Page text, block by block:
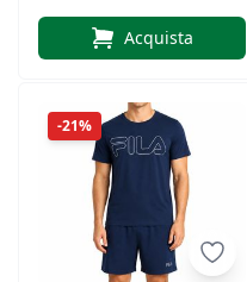
Acquista
-21%